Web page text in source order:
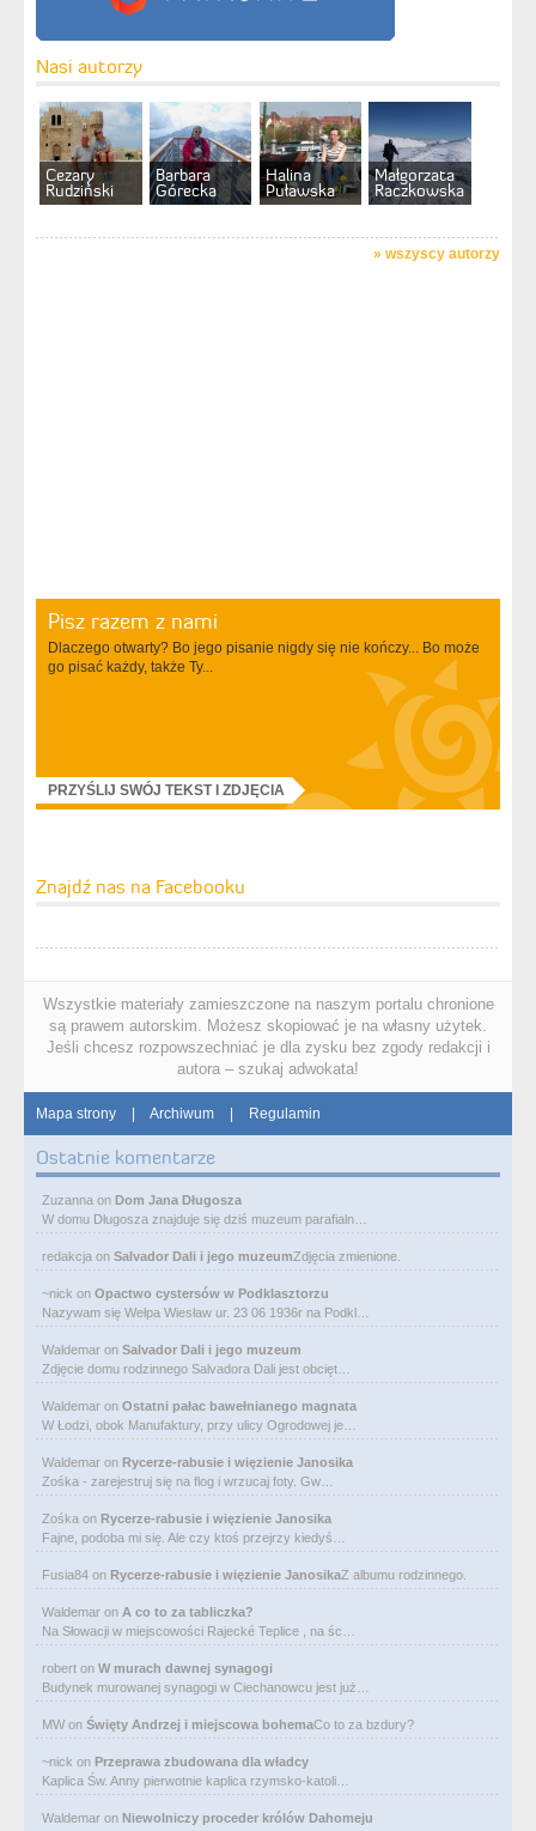
Nasi autorzy
Cezary
Rudziński
Barbara
Górecka
Halina
Puławska
Małgorzata
Raczkowska
» wszyscy autorzy
Pisz razem z nami
Dlaczego otwarty? Bo jego pisanie nigdy się nie kończy... Bo może
go pisać każdy, także Ty...
PRZYŚLIJ SWÓJ TEKST I ZDJĘCIA
Znajdź nas na Facebooku
Wszystkie materiały zamieszczone na naszym portalu chronione
są prawem autorskim. Możesz skopiować je na własny użytek.
Jeśli chcesz rozpowszechniać je dla zysku bez zgody redakcji i
autora – szukaj adwokata!
Mapa strony | Archiwum | Regulamin
Ostatnie komentarze
Zuzanna on Dom Jana Długosza
W domu Długosza znajduje się dziś muzeum parafialn…
redakcja on Salvador Dali i jego muzeumZdjęcia zmienione.
~nick on Opactwo cystersów w Podklasztorzu
Nazywam się Wełpa Wiesław ur. 23 06 1936r na Podkl…
Waldemar on Salvador Dali i jego muzeum
Zdjęcie domu rodzinnego Salvadora Dali jest obcięt…
Waldemar on Ostatni pałac bawełnianego magnata
W Łodzi, obok Manufaktury, przy ulicy Ogrodowej je…
Waldemar on Rycerze-rabusie i więzienie Janosika
Zośka - zarejestruj się na flog i wrzucaj foty. Gw…
Zośka on Rycerze-rabusie i więzienie Janosika
Fajne, podoba mi się. Ale czy ktoś przejrzy kiedyś…
Fusia84 on Rycerze-rabusie i więzienie JanosikaZ albumu rodzinnego.
Waldemar on A co to za tabliczka?
Na Słowacji w miejscowości Rajecké Teplice , na śc…
robert on W murach dawnej synagogi
Budynek murowanej synagogi w Ciechanowcu jest już…
MW on Święty Andrzej i miejscowa bohemaCo to za bzdury?
~nick on Przeprawa zbudowana dla władcy
Kaplica Św. Anny pierwotnie kaplica rzymsko-katoli…
Waldemar on Niewolniczy proceder królów Dahomeju